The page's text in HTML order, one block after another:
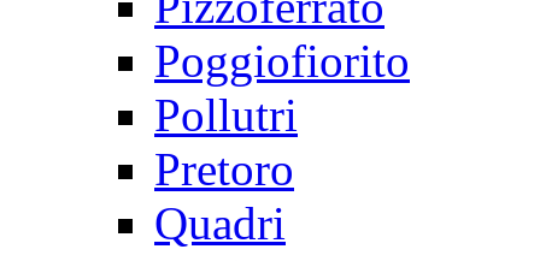
Poggiofiorito
Pollutri
Pretoro
Quadri